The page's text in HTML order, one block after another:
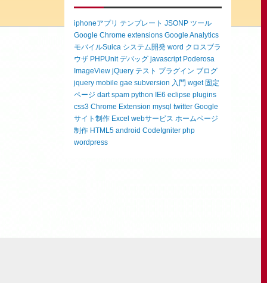
iphoneアプリ テンプレート JSONP ツール
Google Chrome extensions Google Analytics
モバイルSuica システム開発 word クロスブラ
ウザ PHPUnit デバッグ javascript Poderosa
ImageView jQuery テスト プラグイン ブログ
jquery mobile gae subversion 入門 wget 固定
ページ dart spam python IE6 eclipse plugins
css3 Chrome Extension mysql twitter Google
サイト制作 Excel webサービス ホームページ
制作 HTML5 android CodeIgniter php
wordpress